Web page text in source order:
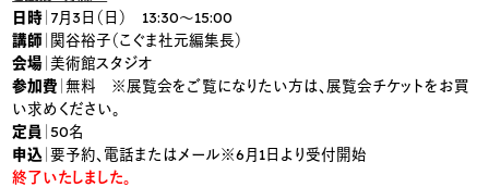
日時 ｜7月3日（日） 13:30～15:00
講師 ｜関谷裕子（こぐま社元編集長）
会場 ｜美術館スタジオ
参加費 ｜無料 ※展覧会をご覧になりたい方は、展覧会チケットをお買
い求めください。
定員 ｜50名
申込 ｜要予約、電話またはメール※6月1日より受付開始
終了いたしました。